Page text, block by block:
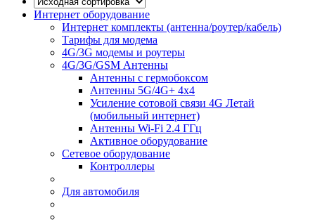
Интернет оборудование
Интернет комплекты (антенна/роутер/кабель)
Тарифы для модема
4G/3G модемы и роутеры
4G/3G/GSM Антенны
Антенны с гермобоксом
Антенны 5G/4G+ 4x4
Усиление сотовой связи 4G Летай
(мобильный интернет)
Антенны Wi-Fi 2.4 ГГц
Активное оборудование
Сетевое оборудование
Контроллеры
Для автомобиля